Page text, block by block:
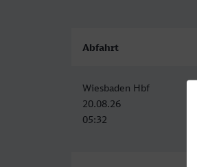
Abfahrt
Wiesbaden Hbf
20.08.26
05:32